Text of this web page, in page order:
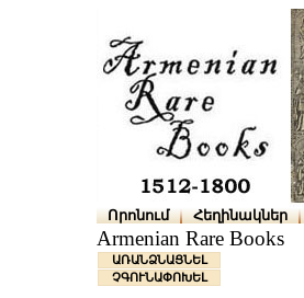
Որոնում Հեղինակներ
Armenian Rare Books
ԱՌԱՆՁՆԱՑՆԵԼ
ՉԳՈՒՆԱՓՈԽԵԼ